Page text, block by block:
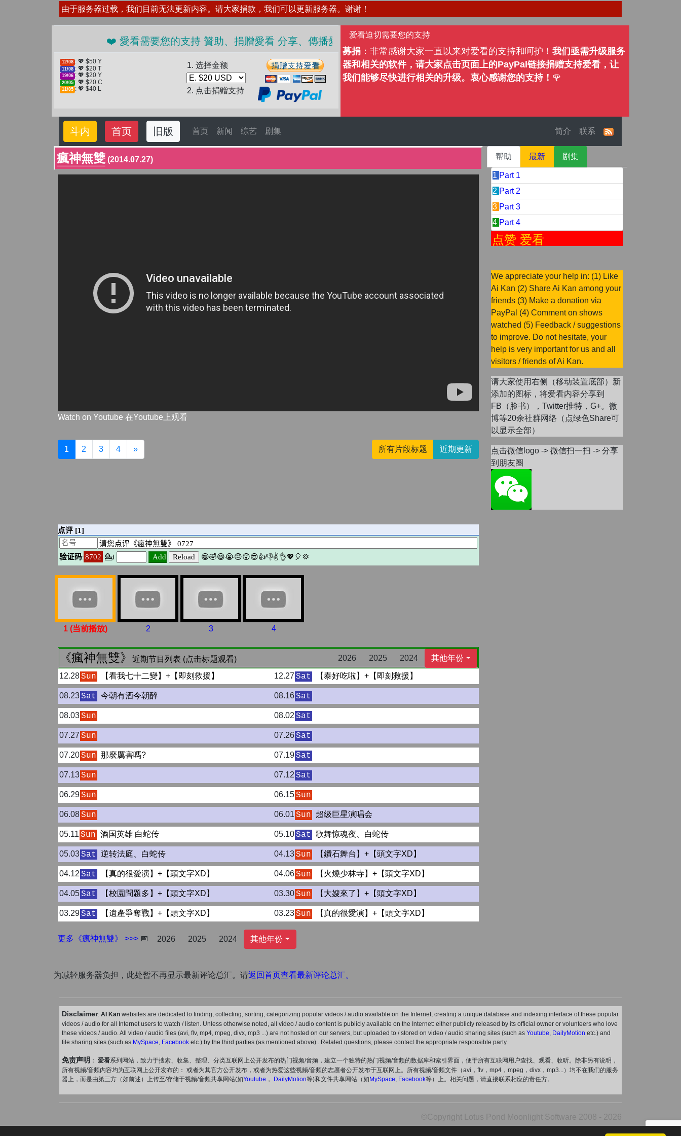
由于服务器过载，我们目前无法更新内容。请大家捐款，我们可以更新服务器。谢谢！
❤️ 愛看需要您的支持 贊助、捐贈愛看 分享、傳播愛看 ❤️
12/08 : 💖 $50 Y
11/08 : 💖 $20 T
19/06 : 💖 $20 Y
20/05 : 💖 $20 C
11/05 : 💖 $40 L
1. 选择金额
2. 点击捐赠支持
爱看迫切需要您的支持
募捐 ：非常感谢大家一直以来对爱看的支持和呵护！ 我们亟需升级服务
器和相关的软件，请大家点击页面上的PayPal链接捐赠支持爱看，让
我们能够尽快进行相关的升级。衷心感谢您的支持！ 🌹
斗内 首页 旧版 首页 新闻 综艺 剧集 简介 联系
瘋神無雙 (2014.07.27)
Watch on Youtube 在Youtube上观看
1 2 3 4 » 所有片段标题 近期更新
1 (当前播放) 2 3 4
《瘋神無雙》 近期节目列表 (点击标题观看) 2026 2025 2024 其他年份
12.28Sun 【看我七十二變】+【即刻救援】 12.27 Sat 【泰好吃啦】+【即刻救援】
08.23Sat 今朝有酒今朝醉 08.16Sat
08.03Sun 08.02 Sat
07.27 Sun 07.26Sat
07.20Sun 那麼厲害嗎? 07.19Sat
07.13Sun 07.12 Sat
06.29Sun 06.15Sun
06.08Sun 06.01Sun 超级巨星演唱会
05.11Sun 酒国英雄 白蛇传 05.10Sat 歌舞惊魂夜、白蛇传
05.03Sat 逆转法庭、白蛇传 04.13Sun 【鑽石舞台】+【頭文字XD】
04.12 Sat 【真的很愛演】+【頭文字XD】 04.06Sun 【火燒少林寺】+【頭文字XD】
04.05Sat 【校園問題多】+【頭文字XD】 03.30Sun 【大嫂來了】+【頭文字XD】
03.29Sat 【遺產爭奪戰】+【頭文字XD】 03.23Sun 【真的很愛演】+【頭文字XD】
更多《瘋神無雙》 >>> 📅 2026 2025 2024 其他年份
为减轻服务器负担，此处暂不再显示最新评论总汇。请返回首页查看最新评论总汇。
帮助 最新 剧集
1 Part 1
2 Part 2
3 Part 3
4 Part 4
点赞 爱看
We appreciate your help in: (1) Like
Ai Kan (2) Share Ai Kan among your
friends (3) Make a donation via
PayPal (4) Comment on shows
watched (5) Feedback / suggestions
to improve. Do not hesitate, your
help is very important for us and all
visitors / friends of Ai Kan.
请大家使用右侧（移动装置底部）新
添加的图标，将爱看内容分享到
FB（脸书），Twitter推特，G+。微
博等20余社群网络（点绿色Share可
以显示全部）
点击微信logo -> 微信扫一扫 -> 分享
到朋友圈
Disclaimer: AI Kan websites are dedicated to finding, collecting, sorting, categorizing popular videos / audio available on the Internet, creating a unique database and indexing interface of these popular
videos / audio for all Internet users to watch / listen. Unless otherwise noted, all video / audio content is publicly available on the Internet: either publicly released by its official owner or volunteers who love
these videos / audio. All video / audio files (avi, flv, mp4, mpeg, divx, mp3 ...) are not hosted on our servers, but uploaded to / stored on video / audio sharing sites (such as Youtube, DailyMotion etc.) and
file sharing sites (such as MySpace, Facebook etc.) by the third parties (as mentioned above) . Related questions, please contact the appropriate responsible party.
免责声明 ： 爱看系列网站，致力于搜索、收集、整理、分类互联网上公开发布的热门视频/音频，建立一个独特的热门视频/音频的数据库和索引界面，便于所有互联网用户查找、观看、收听。除非另有说明，
所有视频/音频内容均为互联网上公开发布的： 或者为其官方公开发布，或者为热爱这些视频/音频的志愿者公开发布于互联网上。所有视频/音频文件（avi，flv，mp4，mpeg，divx，mp3...）均不在我们的服务
器上，而是由第三方（如前述）上传至/存储于视频/音频共享网站(如Youtube ， DailyMotion等)和文件共享网站（如 MySpace, Facebook等）上。相关问题，请直接联系相应的责任方。
©Copyright Lotus Pond Moonlight Software 2008 - 2026